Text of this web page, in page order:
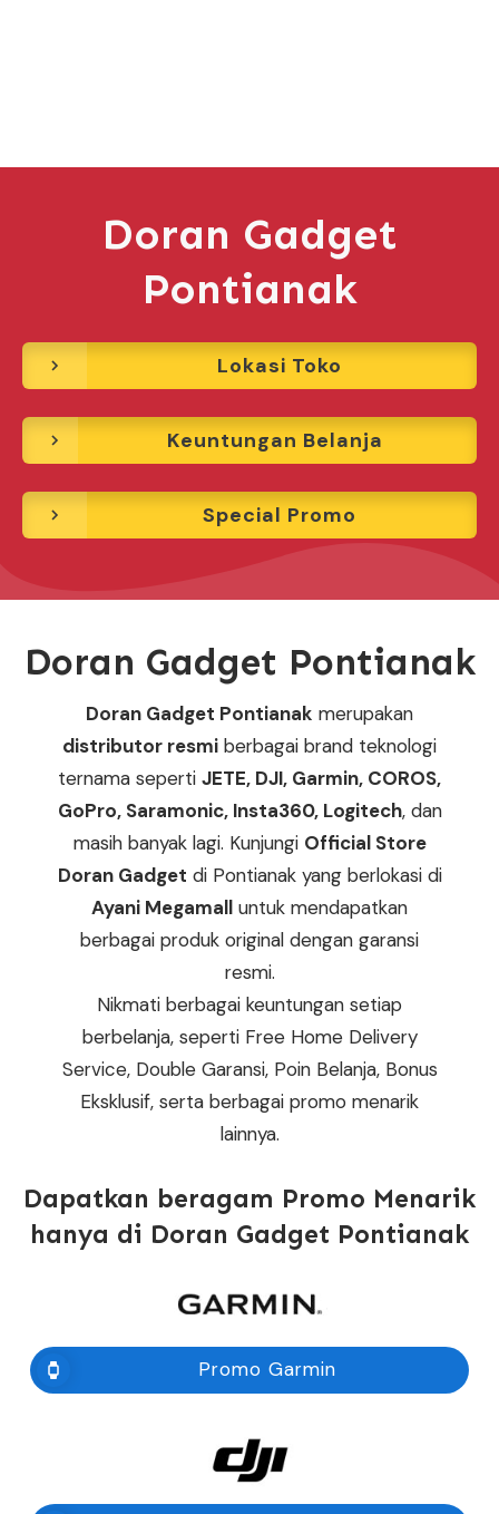
Doran Gadget
Pontianak
Lokasi Toko
Keuntungan Belanja
Special Promo
Doran Gadget Pontianak
Doran Gadget Pontianak merupakan
distributor resmi berbagai brand teknologi
ternama seperti JETE, DJI, Garmin, COROS,
GoPro, Saramonic, Insta360, Logitech, dan
masih banyak lagi. Kunjungi Official Store
Doran Gadget di Pontianak yang berlokasi di
Ayani Megamall untuk mendapatkan
berbagai produk original dengan garansi
resmi.
Nikmati berbagai keuntungan setiap
berbelanja, seperti Free Home Delivery
Service, Double Garansi, Poin Belanja, Bonus
Eksklusif, serta berbagai promo menarik
lainnya.
Dapatkan beragam Promo Menarik
hanya di Doran Gadget Pontianak
Promo Garmin